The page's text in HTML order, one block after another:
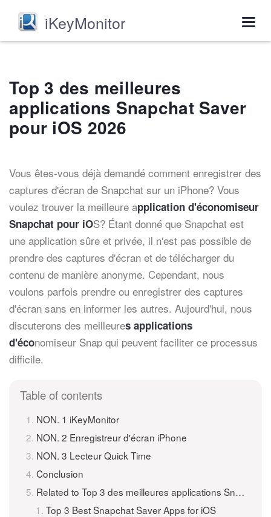
iKeyMonitor
Top 3 des meilleures
applications Snapchat Saver
pour iOS 2026
Vous êtes-vous déjà demandé comment enregistrer des
captures d'écran de Snapchat sur un iPhone? Vous
voulez trouver la meilleure application d'économiseur
Snapchat pour iOS? Étant donné que Snapchat est
une application sûre et privée, il n'est pas possible de
prendre des captures d'écran et de télécharger du
contenu de manière anonyme. Cependant, nous
voulons parfois prendre ou enregistrer des captures
d'écran sans en informer les autres. Aujourd'hui, nous
discuterons des meilleures applications
d'économiseur Snap qui peuvent faciliter ce processus
difficile.
Table of contents
NON. 1 iKeyMonitor
NON. 2 Enregistreur d'écran iPhone
NON. 3 Lecteur Quick Time
Conclusion
Related to Top 3 des meilleures applications Snapchat Saver pour iOS
Top 3 Best Snapchat Saver Apps for iOS